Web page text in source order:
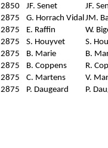
2850 JF. Senet
JF.
2875 G. Horrach VidalJM.
2875 E. Raffin
W.
2875 S. Houyvet
S.
2875 B. Marie
B.
2875 B. Coppens
R.
2875 C. Martens
V.
2875 P. Daugeard P.